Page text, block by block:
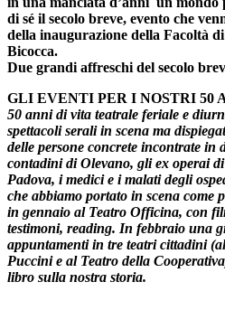
di sé il secolo breve, evento che
della inaugurazione della Facoltà
Bicocca.
Due grandi affreschi del secolo
GLI EVENTI PER I NOSTRI 50
50 anni di vita teatrale feriale e
spettacoli serali in scena ma
delle persone concrete incontrate in
contadini di Olevano, gli ex operai
Padova, i medici e i malati degli
che abbiamo portato in scena come
in gennaio al Teatro Officina, con
testimoni, reading. In febbraio una
appuntamenti in tre teatri cittadini
Puccini e al Teatro della
libro sulla nostra storia.